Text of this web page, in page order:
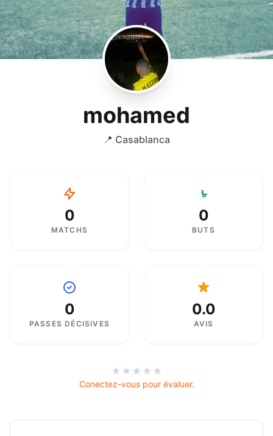
mohamed
📍 Casablanca
0
MATCHS
0
BUTS
0
PASSES DÉCISIVES
0.0
AVIS
★ ★ ★ ★ ★
Conectez-vous pour évaluer.